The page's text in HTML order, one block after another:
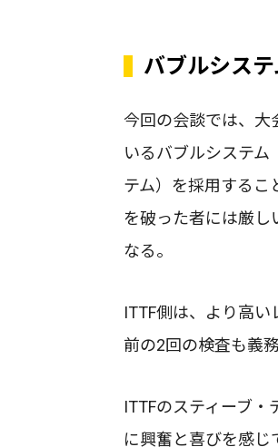
バブルシス
今回の会談では、大
いるバブルシステ
テム）を採用するこ
を破った者には厳し
なる。
ITTF側は、より高
前の2回の検査も義
ITTFのスティーブ・
に興奮と喜びを感